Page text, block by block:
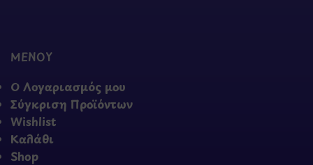
ΜΕΝΟΥ
Ο Λογαριασμός μου
Σύγκριση Προϊόντων
Wishlist
Καλάθι
Shop